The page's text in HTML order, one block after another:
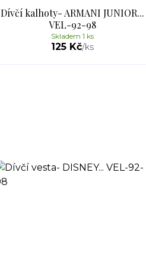
Dívčí kalhoty- ARMANI JUNIOR...
VEL-92-98
125 Kč/ks
Skladem 1 ks